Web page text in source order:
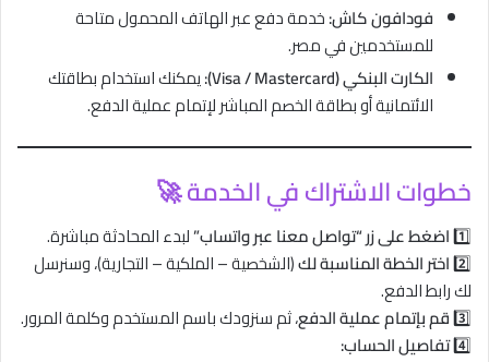
فودافون كاش:خدمة دفع عبر الهاتف المحمول متاحة
للمستخدمين في مصر.
الكارت البنكي (Visa / Mastercard):
يمكنك استخدام بطاقتك
الائتمانية أو بطاقة الخصم المباشر لإتمام عملية الدفع.
خطوات الاشتراك في الخدمة🚀
1️⃣اضغط على زر “تواصل معنا عبر واتساب”لبدء المحادثة مباشرة.
2️⃣اختر الخطة المناسبة لك(الشخصية – الملكية – التجارية)، وسنرسل
لك رابط الدفع.
3️⃣قم بإتمام عملية الدفع، ثم سنزودك باسم المستخدم وكلمة المرور.
4️⃣تفاصيل الحساب: